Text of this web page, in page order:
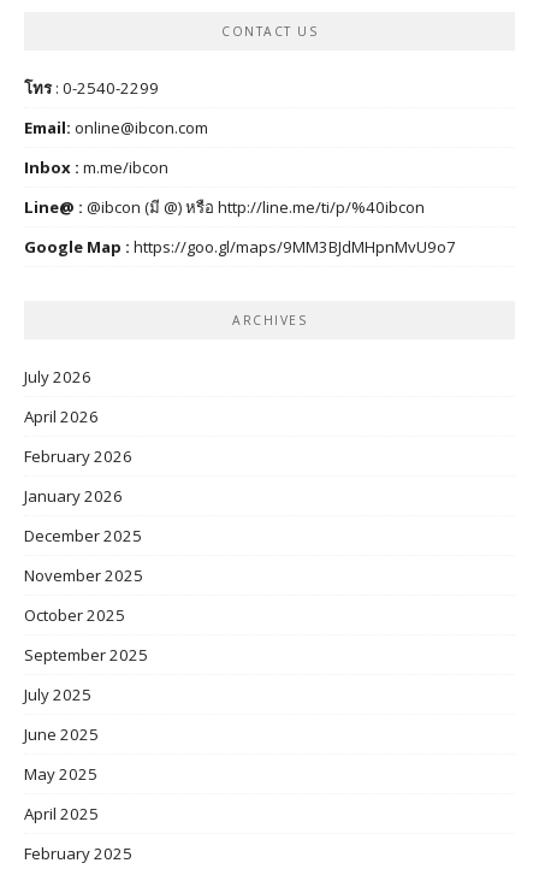
CONTACT US
โทร: 0-2540-2299
Email: online@ibcon.com
Inbox : m.me/ibcon
Line@ : @ibcon (มี @) หรือ http://line.me/ti/p/%40ibcon
Google Map : https://goo.gl/maps/9MM3BJdMHpnMvU9o7
ARCHIVES
July 2026
April 2026
February 2026
January 2026
December 2025
November 2025
October 2025
September 2025
July 2025
June 2025
May 2025
April 2025
February 2025